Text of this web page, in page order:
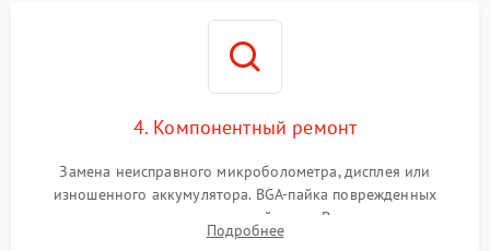
4. Компонентный ремонт
Замена неисправного микроболометра, дисплея или
изношенного аккумулятора. BGA-пайка поврежденных
контроллеров на материнской плате. Восстановление
разъемов и кнопок, замена поврежденных элементов
Подробнее